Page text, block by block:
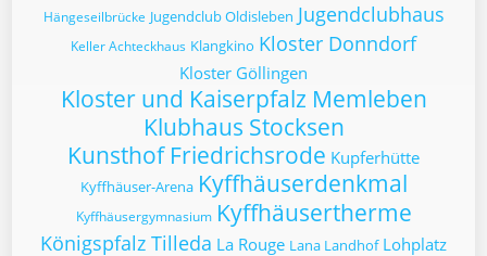
Hängeseilbrücke Jugendclub Oldisleben Jugendclubhaus
Keller Achteckhaus Klangkino Kloster Donndorf
Kloster Göllingen
Kloster und Kaiserpfalz Memleben
Klubhaus Stocksen
Kunsthof Friedrichsrode Kupferhütte
Kyffhäuser-Arena Kyffhäuserdenkmal
Kyffhäusergymnasium Kyffhäusertherme
Königspfalz Tilleda La Rouge Lana Landhof Lohplatz